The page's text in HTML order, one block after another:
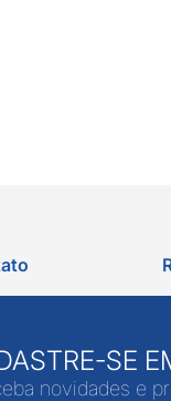
SE
novidades e